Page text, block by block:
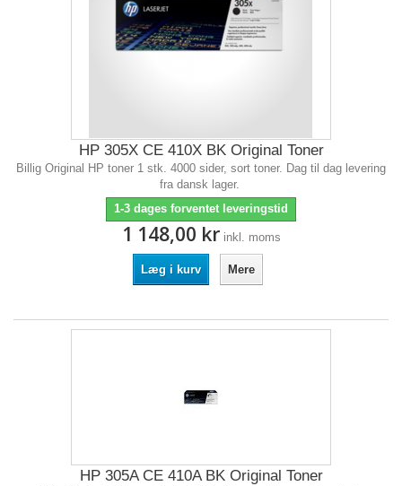
HP 305X CE 410X BK Original Toner
Billig Original HP toner 1 stk. 4000 sider, sort toner. Dag til dag levering
fra dansk lager.
1-3 dages forventet leveringstid
1 148,00 kr inkl. moms
Læg i kurv Mere
HP 305A CE 410A BK Original Toner